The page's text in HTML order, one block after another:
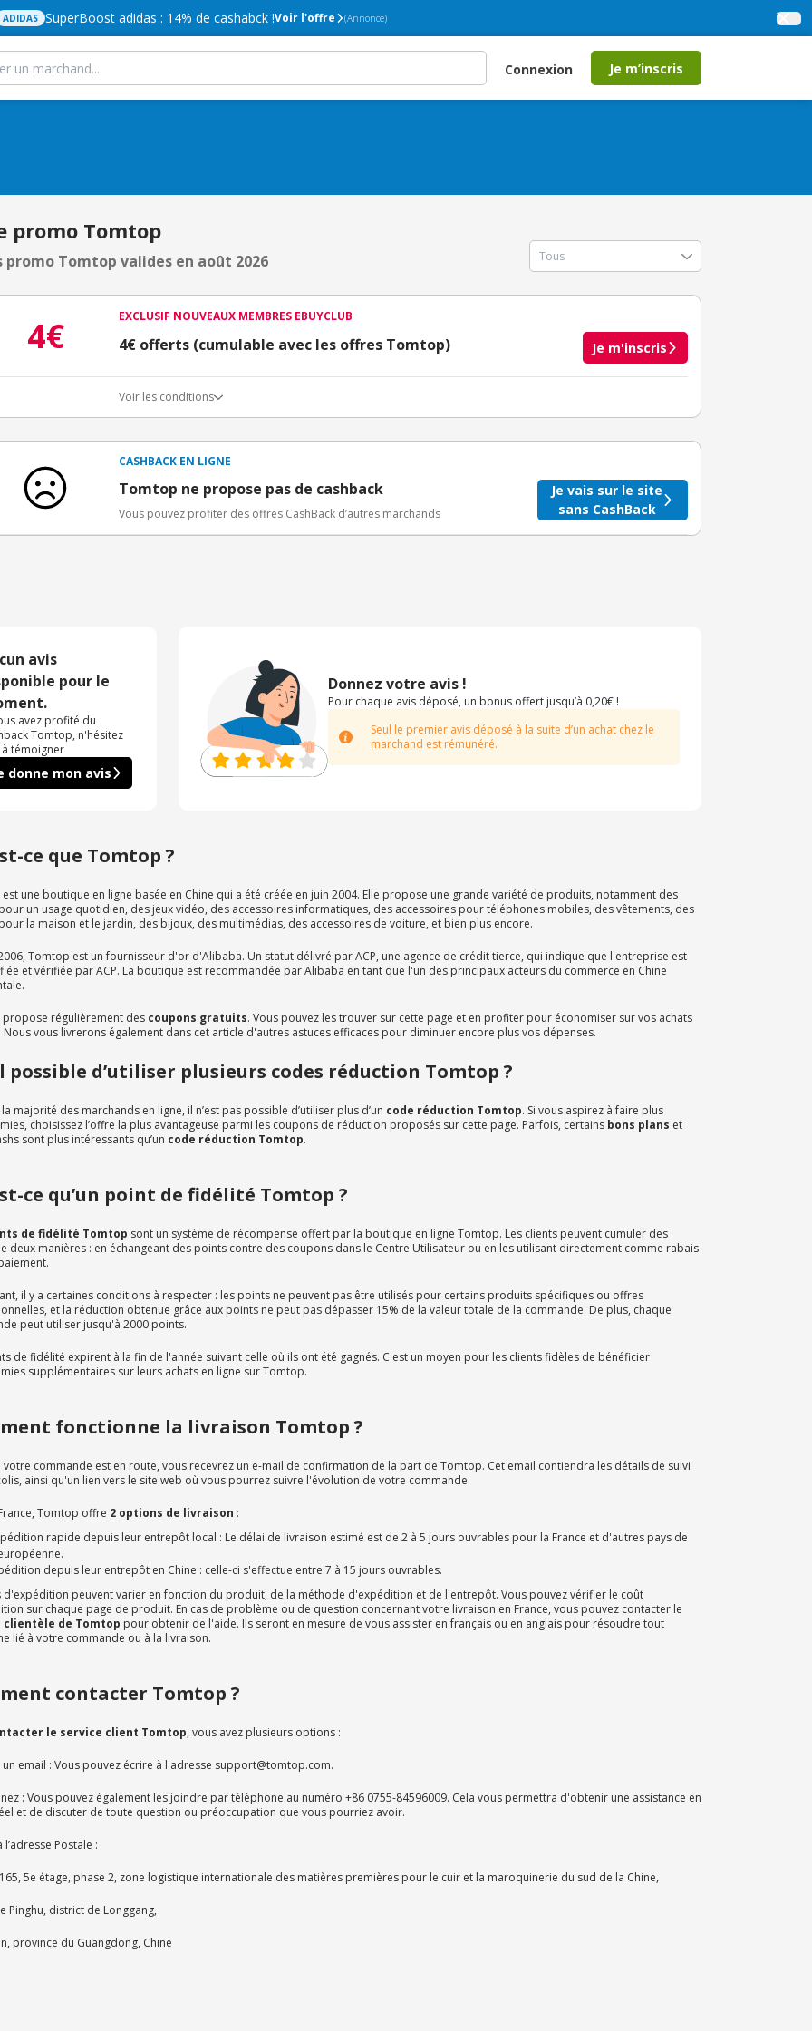
ADIDAS SuperBoost adidas : 14% de cashabck !Voir l'offre (Annonce)
Connexion Je m’inscris
promo Tomtop
promo Tomtop valides en août 2026
4€ EXCLUSIF NOUVEAUX MEMBRES EBUYCLUB
4€ offerts (cumulable avec les offres Tomtop) Je m'inscris
Voir les conditions
3€ de bienvenue crédités immédiatement + 1€ supplémentaire crédité après le téléchargement de l'alerte
Offre réservée à une toute première inscription chez eBuyClub.
CASHBACK EN LIGNE
Tomtop ne propose pas de cashback
Vous pouvez profiter des offres CashBack d’autres marchands
Je vais sur le site
sans CashBack
avis
pour le
avez profité du
Tomtop, n'hésitez
à témoigner
donne mon avis
Donnez votre avis !
Pour chaque avis déposé, un bonus offert jusqu’à 0,20€ !
Seul le premier avis déposé à la suite d’un achat chez le
marchand est rémunéré.
ce que Tomtop ?
une boutique en ligne basée en Chine qui a été créée en juin 2004. Elle propose une grande variété de produits, notamment des
un usage quotidien, des jeux vidéo, des accessoires informatiques, des accessoires pour téléphones mobiles, des vêtements, des
la maison et le jardin, des bijoux, des multimédias, des accessoires de voiture, et bien plus encore.
Tomtop est un fournisseur d'or d'Alibaba. Un statut délivré par ACP, une agence de crédit tierce, qui indique que l'entreprise est
et vérifiée par ACP. La boutique est recommandée par Alibaba en tant que l'un des principaux acteurs du commerce en Chine
régulièrement des coupons gratuits. Vous pouvez les trouver sur cette page et en profiter pour économiser sur vos achats
Nous vous livrerons également dans cet article d'autres astuces efficaces pour diminuer encore plus vos dépenses.
possible d’utiliser plusieurs codes réduction Tomtop ?
majorité des marchands en ligne, il n’est pas possible d’utiliser plus d’un code réduction Tomtop. Si vous aspirez à faire plus
choisissez l’offre la plus avantageuse parmi les coupons de réduction proposés sur cette page. Parfois, certains bons plans et
sont plus intéressants qu’un code réduction Tomtop.
ce qu’un point de fidélité Tomtop ?
de fidélité Tomtop sont un système de récompense offert par la boutique en ligne Tomtop. Les clients peuvent cumuler des
deux manières : en échangeant des points contre des coupons dans le Centre Utilisateur ou en les utilisant directement comme rabais
il y a certaines conditions à respecter : les points ne peuvent pas être utilisés pour certains produits spécifiques ou offres
et la réduction obtenue grâce aux points ne peut pas dépasser 15% de la valeur totale de la commande. De plus, chaque
peut utiliser jusqu'à 2000 points.
de fidélité expirent à la fin de l'année suivant celle où ils ont été gagnés. C'est un moyen pour les clients fidèles de bénéficier
supplémentaires sur leurs achats en ligne sur Tomtop.
fonctionne la livraison Tomtop ?
votre commande est en route, vous recevrez un e-mail de confirmation de la part de Tomtop. Cet email contiendra les détails de suivi
ainsi qu'un lien vers le site web où vous pourrez suivre l'évolution de votre commande.
Tomtop offre 2 options de livraison :
rapide depuis leur entrepôt local : Le délai de livraison estimé est de 2 à 5 jours ouvrables pour la France et d'autres pays de
depuis leur entrepôt en Chine : celle-ci s'effectue entre 7 à 15 jours ouvrables.
d'expédition peuvent varier en fonction du produit, de la méthode d'expédition et de l'entrepôt. Vous pouvez vérifier le coût
sur chaque page de produit. En cas de problème ou de question concernant votre livraison en France, vous pouvez contacter le
clientèle de Tomtop pour obtenir de l'aide. Ils seront en mesure de vous assister en français ou en anglais pour résoudre tout
lié à votre commande ou à la livraison.
contacter Tomtop ?
le service client Tomtop, vous avez plusieurs options :
un email : Vous pouvez écrire à l'adresse support@tomtop.com.
: Vous pouvez également les joindre par téléphone au numéro +86 0755-84596009. Cela vous permettra d'obtenir une assistance en
et de discuter de toute question ou préoccupation que vous pourriez avoir.
l’adresse Postale :
5e étage, phase 2, zone logistique internationale des matières premières pour le cuir et la maroquinerie du sud de la Chine,
Pinghu, district de Longgang,
province du Guangdong, Chine